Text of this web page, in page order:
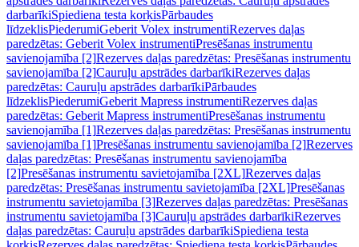
darbarīkiSpiediena testa korķisPārbaudes
līdzeklisPiederumiGeberit Volex instrumentiRezerves daļas
paredzētas: Geberit Volex instrumentiPresēšanas instrumentu
savienojamība [2]Rezerves daļas paredzētas: Presēšanas instrumentu
savienojamība [2]Cauruļu apstrādes darbarīkiRezerves daļas
paredzētas: Cauruļu apstrādes darbarīkiPārbaudes
līdzeklisPiederumiGeberit Mapress instrumentiRezerves daļas
paredzētas: Geberit Mapress instrumentiPresēšanas instrumentu
savienojamība [1]Rezerves daļas paredzētas: Presēšanas instrumentu
savienojamība [1]Presēšanas instrumentu savienojamība [2]Rezerves
daļas paredzētas: Presēšanas instrumentu savienojamība
[2]Presēšanas instrumentu savietojamība [2XL]Rezerves daļas
paredzētas: Presēšanas instrumentu savietojamība [2XL]Presēšanas
instrumentu savietojamība [3]Rezerves daļas paredzētas: Presēšanas
instrumentu savietojamība [3]Cauruļu apstrādes darbarīkiRezerves
daļas paredzētas: Cauruļu apstrādes darbarīkiSpiediena testa